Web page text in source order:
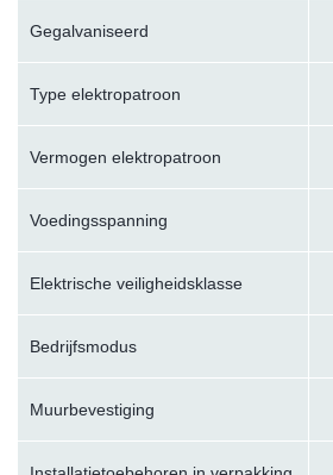
Gegalvaniseerd
Type elektropatroon
Vermogen elektropatroon
Voedingsspanning
Elektrische veiligheidsklasse
Bedrijfsmodus
Muurbevestiging